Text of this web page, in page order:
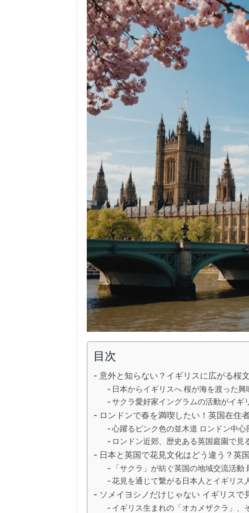
目次
意外と知らない？イギリスに広がる桜
日本からイギリスへ 桜が海を渡った
サクラ愛好家イングラムの活動がイギ
ロンドンで春を満喫したい！英国在住
心躍るピンク色の並木道 ロンドン中
ロンドン近郊、歴史ある英国庭園で見
日本と英国で花見文化はどう違う？英
「サクラ」が紡ぐ英国の地域交流活動
花見を通じて繋がる日本人とイギリス
ソメイヨシノだけじゃない イギリスで
イギリス生まれの「オカメザクラ」、